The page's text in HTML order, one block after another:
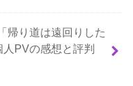
帰り道は遠回りした
人PVの感想と評判